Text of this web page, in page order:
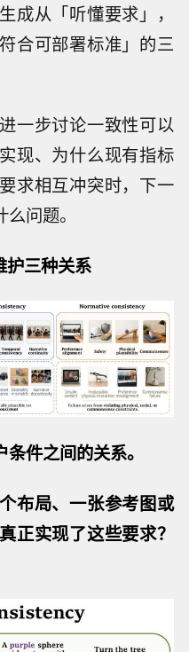
成从「听懂要求」，
合可部署标准」的三
一步讨论一致性可以
现、为什么现有指标
求相互冲突时，下一
问题。
护三种关系
件之间的关系。
布局、一张参考图或
正实现了这些要求？